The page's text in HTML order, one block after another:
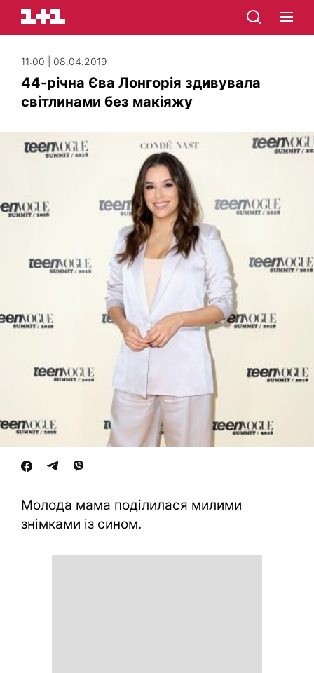
11:00 | 08.04.2019
44-річна Єва Лонгорія здивувала
світлинами без макіяжу
Молода мама поділилася милими
знімками із сином.